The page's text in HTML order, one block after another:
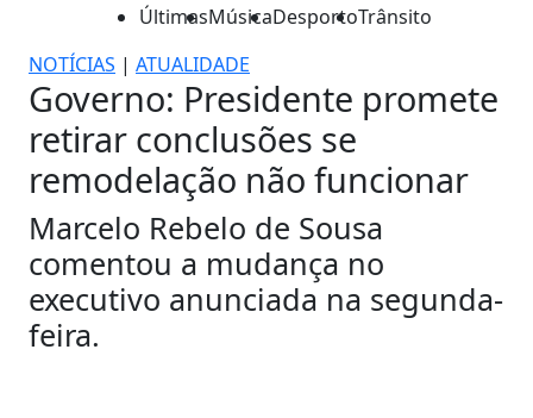
ÚltimasMúsicaDesportoTrânsito
NOTÍCIAS | ATUALIDADE
Governo: Presidente promete
retirar conclusões se
remodelação não funcionar
Marcelo Rebelo de Sousa
comentou a mudança no
executivo anunciada na segunda-
feira.